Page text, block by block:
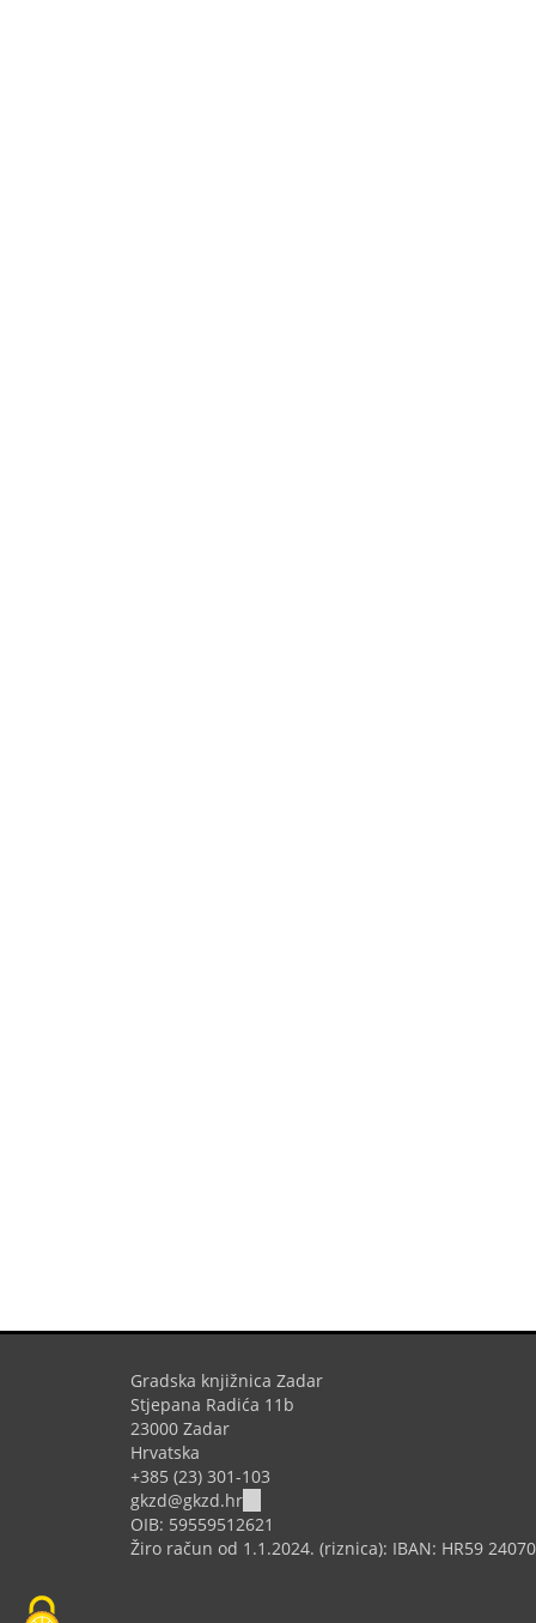
Gradska knjižnica Zadar
Stjepana Radića 11b
23000 Zadar
Hrvatska
+385 (23) 301-103
gkzd@gkzd.hr
sends
e-
mail)
OIB: 59559512621
Žiro račun od 1.1.2024. (riznica): IBAN: HR59